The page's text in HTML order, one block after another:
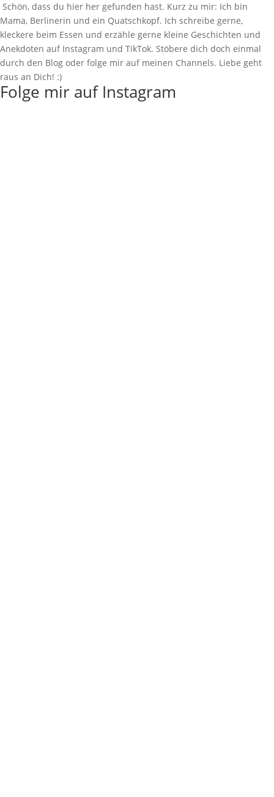
Schön, dass du hier her gefunden hast. Kurz zu mir: Ich bin
Mama, Berlinerin und ein Quatschkopf. Ich schreibe gerne,
kleckere beim Essen und erzähle gerne kleine Geschichten und
Anekdoten auf Instagram und TikTok. Stöbere dich doch einmal
durch den Blog oder folge mir auf meinen Channels. Liebe geht
raus an Dich! :)
Folge mir auf Instagram